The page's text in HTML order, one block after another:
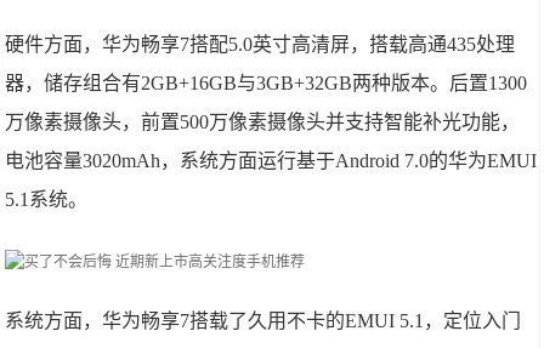
硬件方面，华为畅享7搭配5.0英寸高清屏，搭载高通435处理
器，储存组合有2GB+16GB与3GB+32GB两种版本。后置1300
万像素摄像头，前置500万像素摄像头并支持智能补光功能，
电池容量3020mAh，系统方面运行基于Android 7.0的华为EMUI
5.1系统。
系统方面，华为畅享7搭载了久用不卡的EMUI 5.1，定位入门